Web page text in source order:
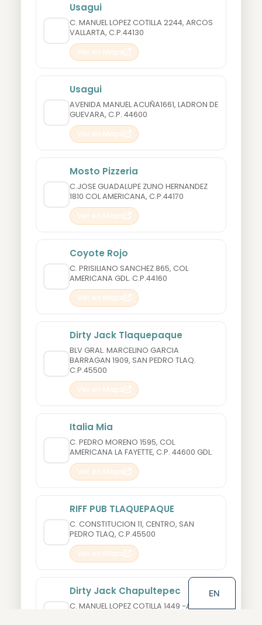
Usagui
C. MANUEL LOPEZ COTILLA 2244, ARCOS
VALLARTA, C.P.44130
Ver en Maps
Usagui
AVENIDA MANUEL ACUÑA1661, LADRON DE
GUEVARA, C.P. 44600
Ver en Maps
Mosto Pizzeria
C.JOSE GUADALUPE ZUNO HERNANDEZ
1810 COL AMERICANA, C.P.44170
Ver en Maps
Coyote Rojo
C. PRISILIANO SANCHEZ 865, COL
AMERICANA GDL. C.P.44160
Ver en Maps
Dirty Jack Tlaquepaque
BLV GRAL. MARCELINO GARCIA
BARRAGAN 1909, SAN PEDRO TLAQ.
C.P.45500
Ver en Maps
Italia Mia
C. PEDRO MORENO 1595, COL
AMERICANA LA FAYETTE, C.P. 44600 GDL.
Ver en Maps
RIFF PUB TLAQUEPAQUE
C. CONSTITUCION 11, CENTRO, SAN
PEDRO TLAQ, C.P.45500
Ver en Maps
Dirty Jack Chapultepec
C. MANUEL LOPEZ COTILLA 1449 -A COL.
EN